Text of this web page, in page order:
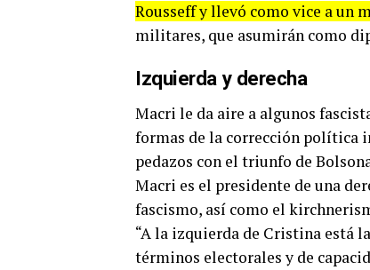
Rousseff y llevó como vice a un
militares, que asumirán como
Izquierda y derecha
Macri le da aire a algunos
formas de la corrección política
pedazos con el triunfo de
Macri es el presidente de una
fascismo, así como el
“A la izquierda de Cristina está
términos electorales y de